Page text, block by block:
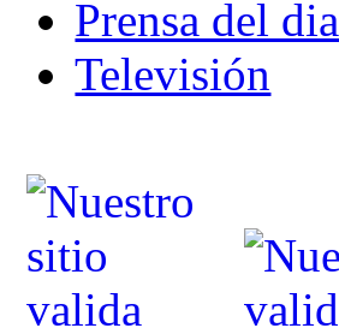
Prensa del dia
Televisión